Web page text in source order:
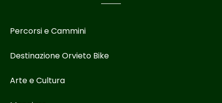
Percorsi e Cammini
Destinazione Orvieto Bike
Arte e Cultura